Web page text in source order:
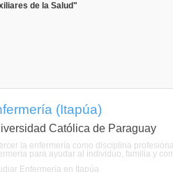
de la Salud"
(Itapúa)
Católica de Paraguay
la enfermería como disciplina
para ayudar al individuo, familia y
Enfermería en Itapúa